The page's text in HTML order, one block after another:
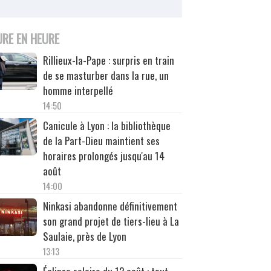
EN HEURE
Rillieux-la-Pape : surpris en train
de se masturber dans la rue, un
homme interpellé
14:50
Canicule à Lyon : la bibliothèque
de la Part-Dieu maintient ses
horaires prolongés jusqu'au 14
août
14:00
Ninkasi abandonne définitivement
son grand projet de tiers-lieu à La
Saulaie, près de Lyon
13:13